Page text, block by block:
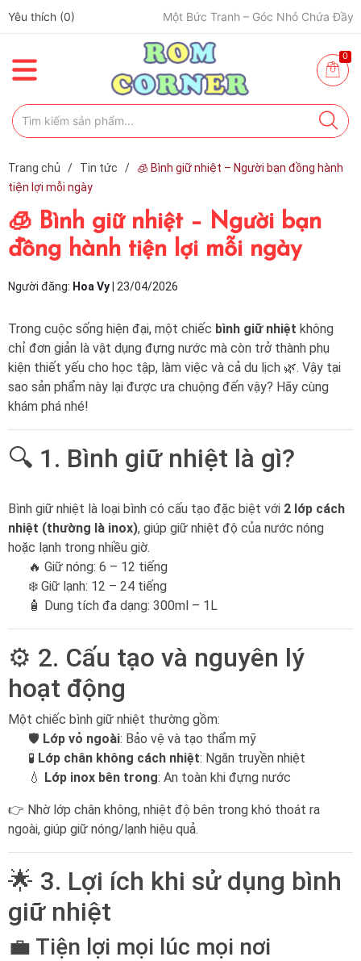
Yêu thích (0) 🎨 Một Bức Tranh – Góc Nhỏ Chứa Đầy Cảm Xúc ✨
0
Trang chủ / Tin tức / 🧊 Bình giữ nhiệt – Người bạn đồng hành
tiện lợi mỗi ngày
🧊 Bình giữ nhiệt – Người bạn
đồng hành tiện lợi mỗi ngày
Người đăng: Hoa Vy 23/04/2026
Trong cuộc sống hiện đại, một chiếc bình giữ nhiệt không
chỉ đơn giản là vật dụng đựng nước mà còn trở thành phụ
kiện thiết yếu cho học tập, làm việc và cả du lịch 🌿. Vậy tại
sao sản phẩm này lại được ưa chuộng đến vậy? Hãy cùng
khám phá nhé!
🔍 1. Bình giữ nhiệt là gì?
Bình giữ nhiệt là loại bình có cấu tạo đặc biệt với 2 lớp cách
nhiệt (thường là inox), giúp giữ nhiệt độ của nước nóng
hoặc lạnh trong nhiều giờ.
🔥 Giữ nóng: 6 – 12 tiếng
❄️ Giữ lạnh: 12 – 24 tiếng
🧴 Dung tích đa dạng: 300ml – 1L
⚙️ 2. Cấu tạo và nguyên lý
hoạt động
Một chiếc bình giữ nhiệt thường gồm:
🛡️ Lớp vỏ ngoài: Bảo vệ và tạo thẩm mỹ
🧪 Lớp chân không cách nhiệt: Ngăn truyền nhiệt
💧 Lớp inox bên trong: An toàn khi đựng nước
👉 Nhờ lớp chân không, nhiệt độ bên trong khó thoát ra
ngoài, giúp giữ nóng/lạnh hiệu quả.
🌟 3. Lợi ích khi sử dụng bình
giữ nhiệt
💼 Tiện lợi mọi lúc mọi nơi